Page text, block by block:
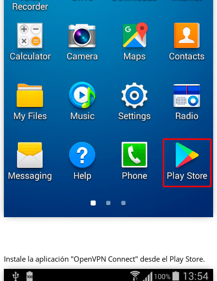
Instale la aplicación "OpenVPN Connect" desde el Play Store.